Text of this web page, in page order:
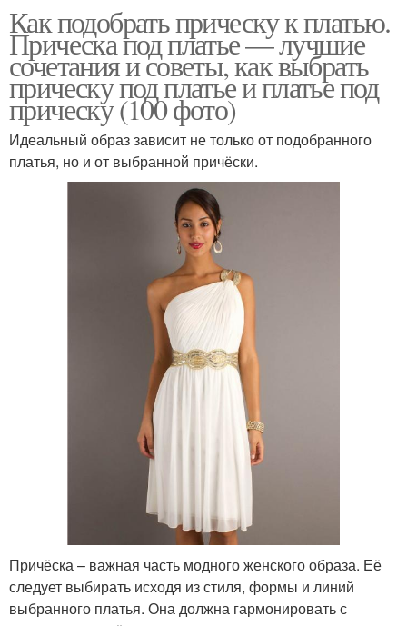
Как подобрать прическу к платью.
Прическа под платье — лучшие
сочетания и советы, как выбрать
прическу под платье и платье под
прическу (100 фото)
Идеальный образ зависит не только от подобранного
платья, но и от выбранной причёски.
Причёска – важная часть модного женского образа. Её
следует выбирать исходя из стиля, формы и линий
выбранного платья. Она должна гармонировать с